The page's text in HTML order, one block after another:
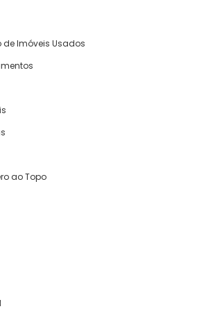
Imóveis Usados
ao Topo